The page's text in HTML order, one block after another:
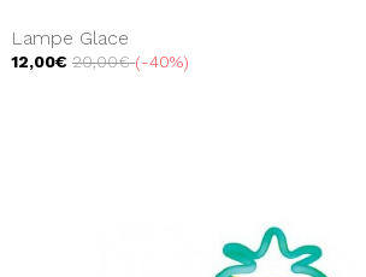
Lampe Glace
12,00€ 20,00€ -40%